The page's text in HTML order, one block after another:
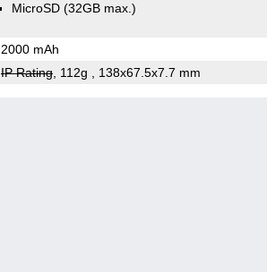
MicroSD (32GB max.)
2000 mAh
IP Rating, 112g , 138x67.5x7.7 mm